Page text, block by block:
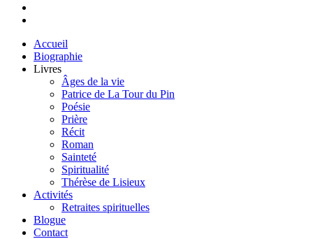
Accueil
Biographie
Livres
Âges de la vie
Patrice de La Tour du Pin
Poésie
Prière
Récit
Roman
Sainteté
Spiritualité
Thérèse de Lisieux
Activités
Retraites spirituelles
Blogue
Contact